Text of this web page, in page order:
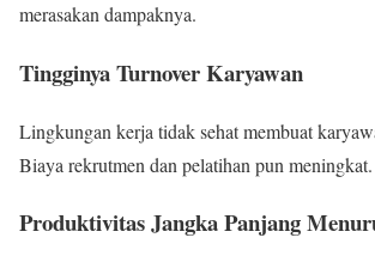
merasakan dampaknya.
Tingginya Turnover Karyawan
Lingkungan kerja tidak sehat membuat
Biaya rekrutmen dan pelatihan pun meningkat.
Produktivitas Jangka Panjang